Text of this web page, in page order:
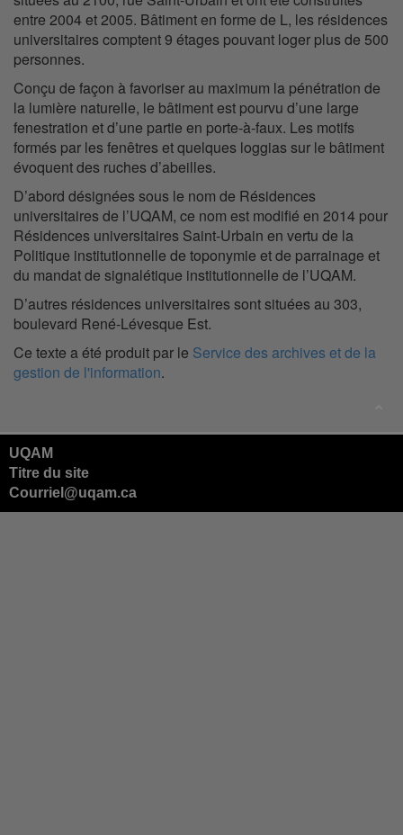
entre 2004 et 2005. Bâtiment en forme de L, les résidences
universitaires comptent 9 étages pouvant loger plus de 500
personnes.
Conçu de façon à favoriser au maximum la pénétration de
la lumière naturelle, le bâtiment est pourvu d’une large
fenestration et d’une partie en porte-à-faux. Les motifs
formés par les fenêtres et quelques loggias sur le bâtiment
évoquent des ruches d’abeilles.
D’abord désignées sous le nom de Résidences
universitaires de l’UQAM, ce nom est modifié en 2014 pour
Résidences universitaires Saint-Urbain en vertu de la
Politique institutionnelle de toponymie et de parrainage et
du mandat de signalétique institutionnelle de l’UQAM.
D’autres résidences universitaires sont situées au 303,
boulevard René-Lévesque Est.
Ce texte a été produit par le Service des archives et de la
gestion de l'information.
UQAM
Titre du site
Courriel@uqam.ca